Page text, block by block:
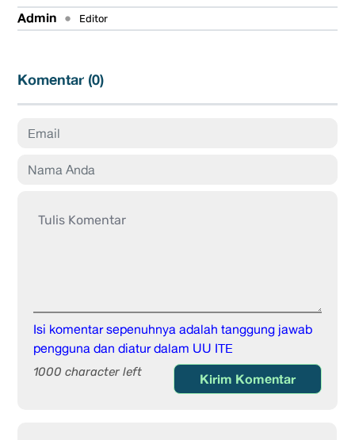
Admin • Editor
Komentar (0)
Isi komentar sepenuhnya adalah tanggung jawab
pengguna dan diatur dalam UU ITE
1000 character left Kirim Komentar